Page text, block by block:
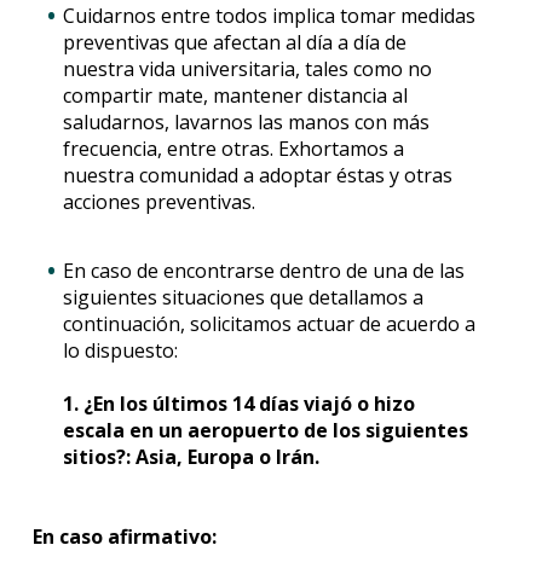
Cuidarnos entre todos implica tomar medidas
preventivas que afectan al día a día de
nuestra vida universitaria, tales como no
compartir mate, mantener distancia al
saludarnos, lavarnos las manos con más
frecuencia, entre otras. Exhortamos a
nuestra comunidad a adoptar éstas y otras
acciones preventivas.
En caso de encontrarse dentro de una de las
siguientes situaciones que detallamos a
continuación, solicitamos actuar de acuerdo a
lo dispuesto:
1. ¿En los últimos 14 días viajó o hizo
escala en un aeropuerto de los siguientes
sitios?: Asia, Europa o Irán.
En caso afirmativo: